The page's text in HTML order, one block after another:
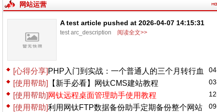
网站运营
A test article pushed at 2026-04-07 14:15:31
test arc_description 阅读全文>>
[心得分享]PHP入门到实战：一个普通人的三个月转行血
泪史
[使用帮助] 【新手必看】网钛CMS建站教程
[使用帮助]网钛远程桌面管理助手使用教程
[使用帮助]利用网钛FTP数据备份助手定期备份整个网站